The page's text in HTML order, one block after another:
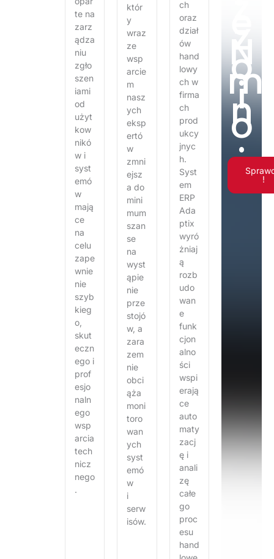
te na
zarz
ądza
niu
zgło
szen
iami
od
użyt
kow
nikó
w i
syst
emó
w
mają
ce
na
celu
zape
wnie
nie
szyb
kieg
o,
skut
eczn
ego i
prof
esjo
naln
ego
wsp
arcia
tech
nicz
nego
.
któr
y
wraz
ze
wsp
arcie
m
nasz
ych
eksp
ertó
w
zmni
ejsz
a do
mini
mum
szan
se
na
wyst
ąpie
nie
prze
stojó
w, a
zara
zem
nie
obci
ąża
moni
toro
wan
ych
syst
emó
w
i
serw
isów.
ch
oraz
dział
ów
hand
lowy
ch w
firma
ch
prod
ukcy
jnyc
h.
Syst
em
ERP
Ada
ptix
wyró
żniaj
ą
rozb
udo
wan
e
funk
cjon
alno
ści
wspi
erają
ce
auto
maty
zacj
ę i
anali
zę
całe
go
proc
esu
hand
z
N
o
m
i
n
o
.
!